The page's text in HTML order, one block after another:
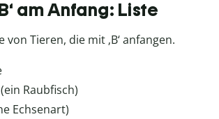
am Anfang: Liste
von Tieren, die mit ‚B‘ anfangen.
Raubfisch)
Echsenart)